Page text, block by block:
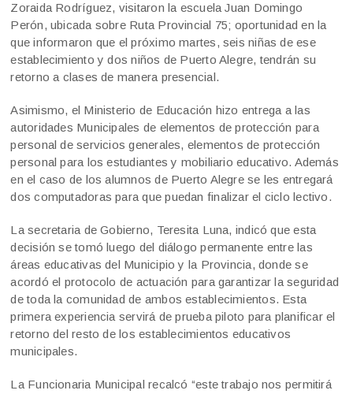
Zoraida Rodríguez, visitaron la escuela Juan Domingo
Perón, ubicada sobre Ruta Provincial 75; oportunidad en la
que informaron que el próximo martes, seis niñas de ese
establecimiento y dos niños de Puerto Alegre, tendrán su
retorno a clases de manera presencial.
Asimismo, el Ministerio de Educación hizo entrega a las
autoridades Municipales de elementos de protección para
personal de servicios generales, elementos de protección
personal para los estudiantes y mobiliario educativo. Además
en el caso de los alumnos de Puerto Alegre se les entregará
dos computadoras para que puedan finalizar el ciclo lectivo.
La secretaria de Gobierno, Teresita Luna, indicó que esta
decisión se tomó luego del diálogo permanente entre las
áreas educativas del Municipio y la Provincia, donde se
acordó el protocolo de actuación para garantizar la seguridad
de toda la comunidad de ambos establecimientos. Esta
primera experiencia servirá de prueba piloto para planificar el
retorno del resto de los establecimientos educativos
municipales.
La Funcionaria Municipal recalcó “este trabajo nos permitirá